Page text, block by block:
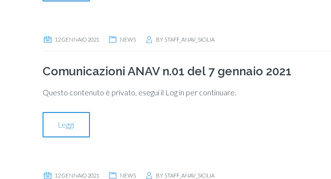
12 GENNAIO 2021 NEWS BY STAFF_ANAV_SICILIA
Comunicazioni ANAV n.01 del 7 gennaio 2021
Questo contenuto è privato, esegui il Log in per continuare.
Leggi
12 GENNAIO 2021 NEWS BY STAFF_ANAV_SICILIA